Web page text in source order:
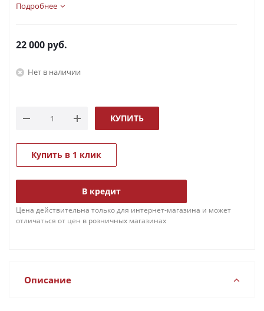
Подробнее
22 000 руб.
Нет в наличии
КУПИТЬ
Купить в 1 клик
В кредит
Цена действительна только для интернет-магазина и может
отличаться от цен в розничных магазинах
Описание